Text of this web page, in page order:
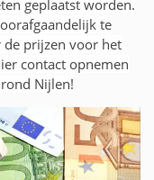
geplaatst worden.
te
prijzen voor het
contact opnemen
Nijlen!